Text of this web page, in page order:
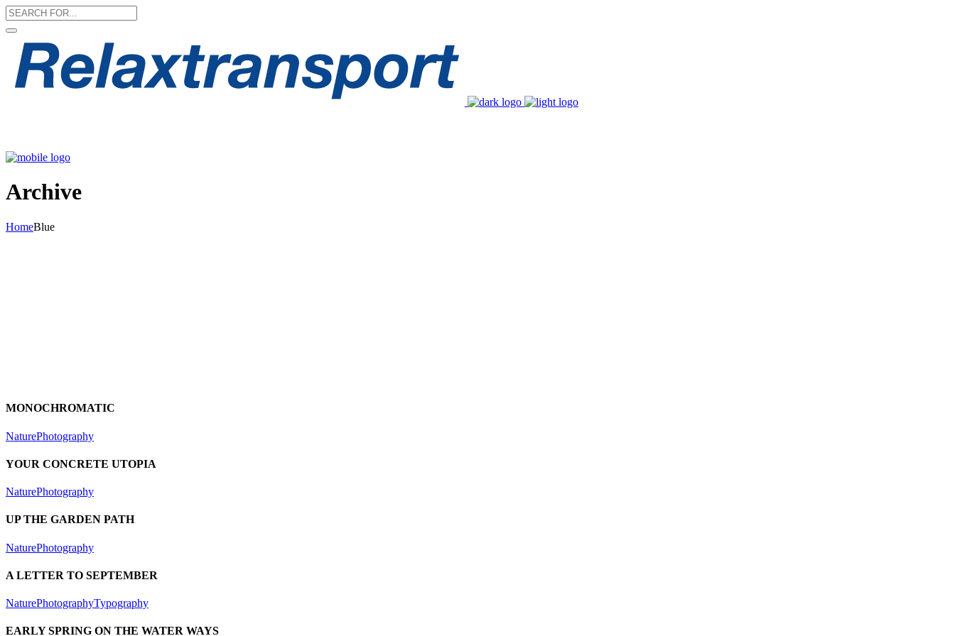
Archive
HomeBlue
MONOCHROMATIC
NaturePhotography
YOUR CONCRETE UTOPIA
NaturePhotography
UP THE GARDEN PATH
NaturePhotography
A LETTER TO SEPTEMBER
NaturePhotographyTypography
EARLY SPRING ON THE WATER WAYS